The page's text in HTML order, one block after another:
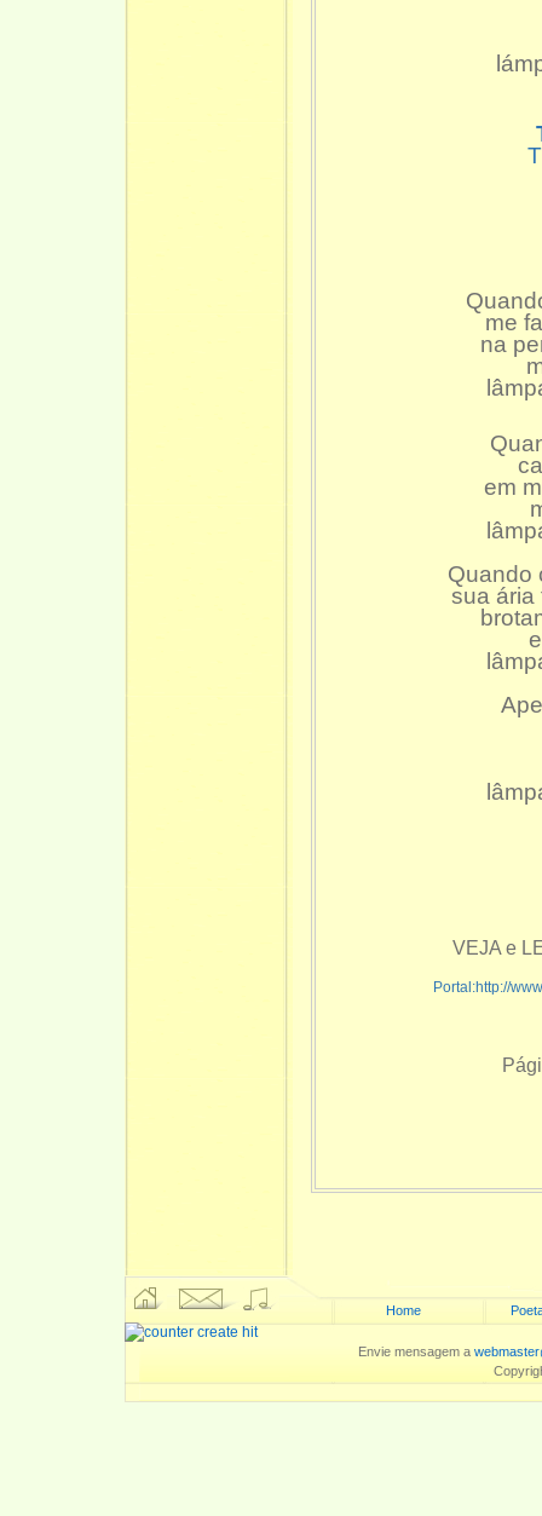
me
na
em
Quando
sua ária
VEJA e
Portal:http://
Home
Envie mensagem a